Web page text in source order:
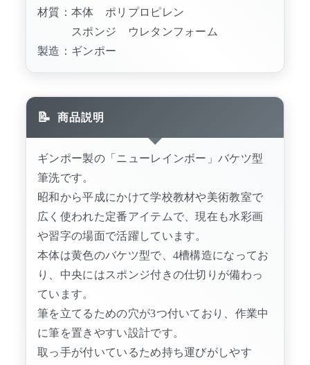
材質：本体 ポリプロピレン
スポンジ ウレタンフォーム
製造：ギンポー
商品説明
ギンポー製の「ニューレインボー」バケツ型
筆洗です。
昭和から平成にかけて学校教材や美術教室で
広く使われた定番アイテムで、現在も水彩画
や習字の場面で活躍しています。
本体は黄色のバケツ型で、4槽構造になってお
り、中央にはスポンジ付きの仕切りが備わっ
ています。
筆を立てるための穴が3つ付いており、作業中
に筆を置きやすい設計です。
取っ手が付いているため持ち運びがしやす